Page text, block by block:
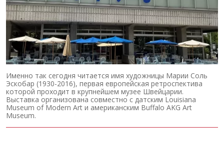
Именно так сегодня читается имя художницы Марии Соль
Эскобар (1930-2016), первая европейская ретроспектива
которой проходит в крупнейшем музее Швейцарии.
Выставка организована совместно с датским Louisiana
Museum of Modern Art и американским Buffalo AKG Art
Museum.